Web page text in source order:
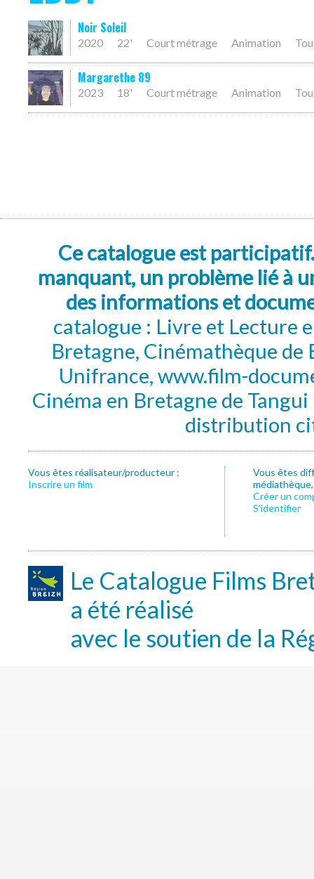
Noir Soleil
2020 22' Court métrage Animation
Margarethe 89
2023 18' Court métrage Animation
Ce catalogue est
manquant, un problème lié à
des informations et
catalogue : Livre et Lecture
Bretagne, Cinémathèque de
Unifrance, www.film-
Cinéma en Bretagne de
distribution
Vous êtes réalisateur/producteur :
Inscrire un film
Vous êtes
Créer un
S’identifier
Le Catalogue Films
a été réalisé
avec le soutien de la